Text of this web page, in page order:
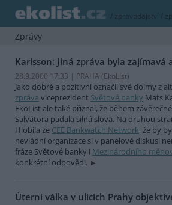
/ zpravodajství /
Zprávy
Karlsson: Jiná zpráva byla
28.9.2000 17:33 | PRAHA (EkoList)
Jako dobré a pozitivní označil své dojmy z
zpráva viceprezident Světové banky Mats
EkoList ale také přiznal, že během
Salvátora padala silná slova. Na druhou
Hlobila ze CEE Bankwatch Network, že by
nevládní organizace si v panelové diskusi
fráze Světové banky i Mezinárodního
konkrétní odpovědi.
Úterní válka v ulicích Prahy